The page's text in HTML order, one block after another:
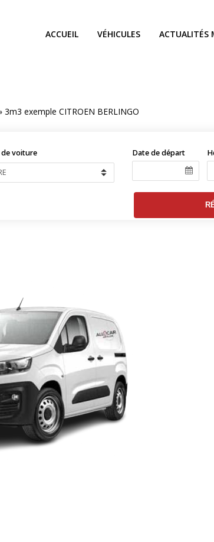
ACCUEIL VÉHICULES ACTUALITÉS
3m3 exemple CITROEN BERLINGO
voiture Date de départ